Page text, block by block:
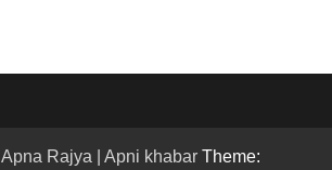
Apna Rajya | Apni khabar Theme: